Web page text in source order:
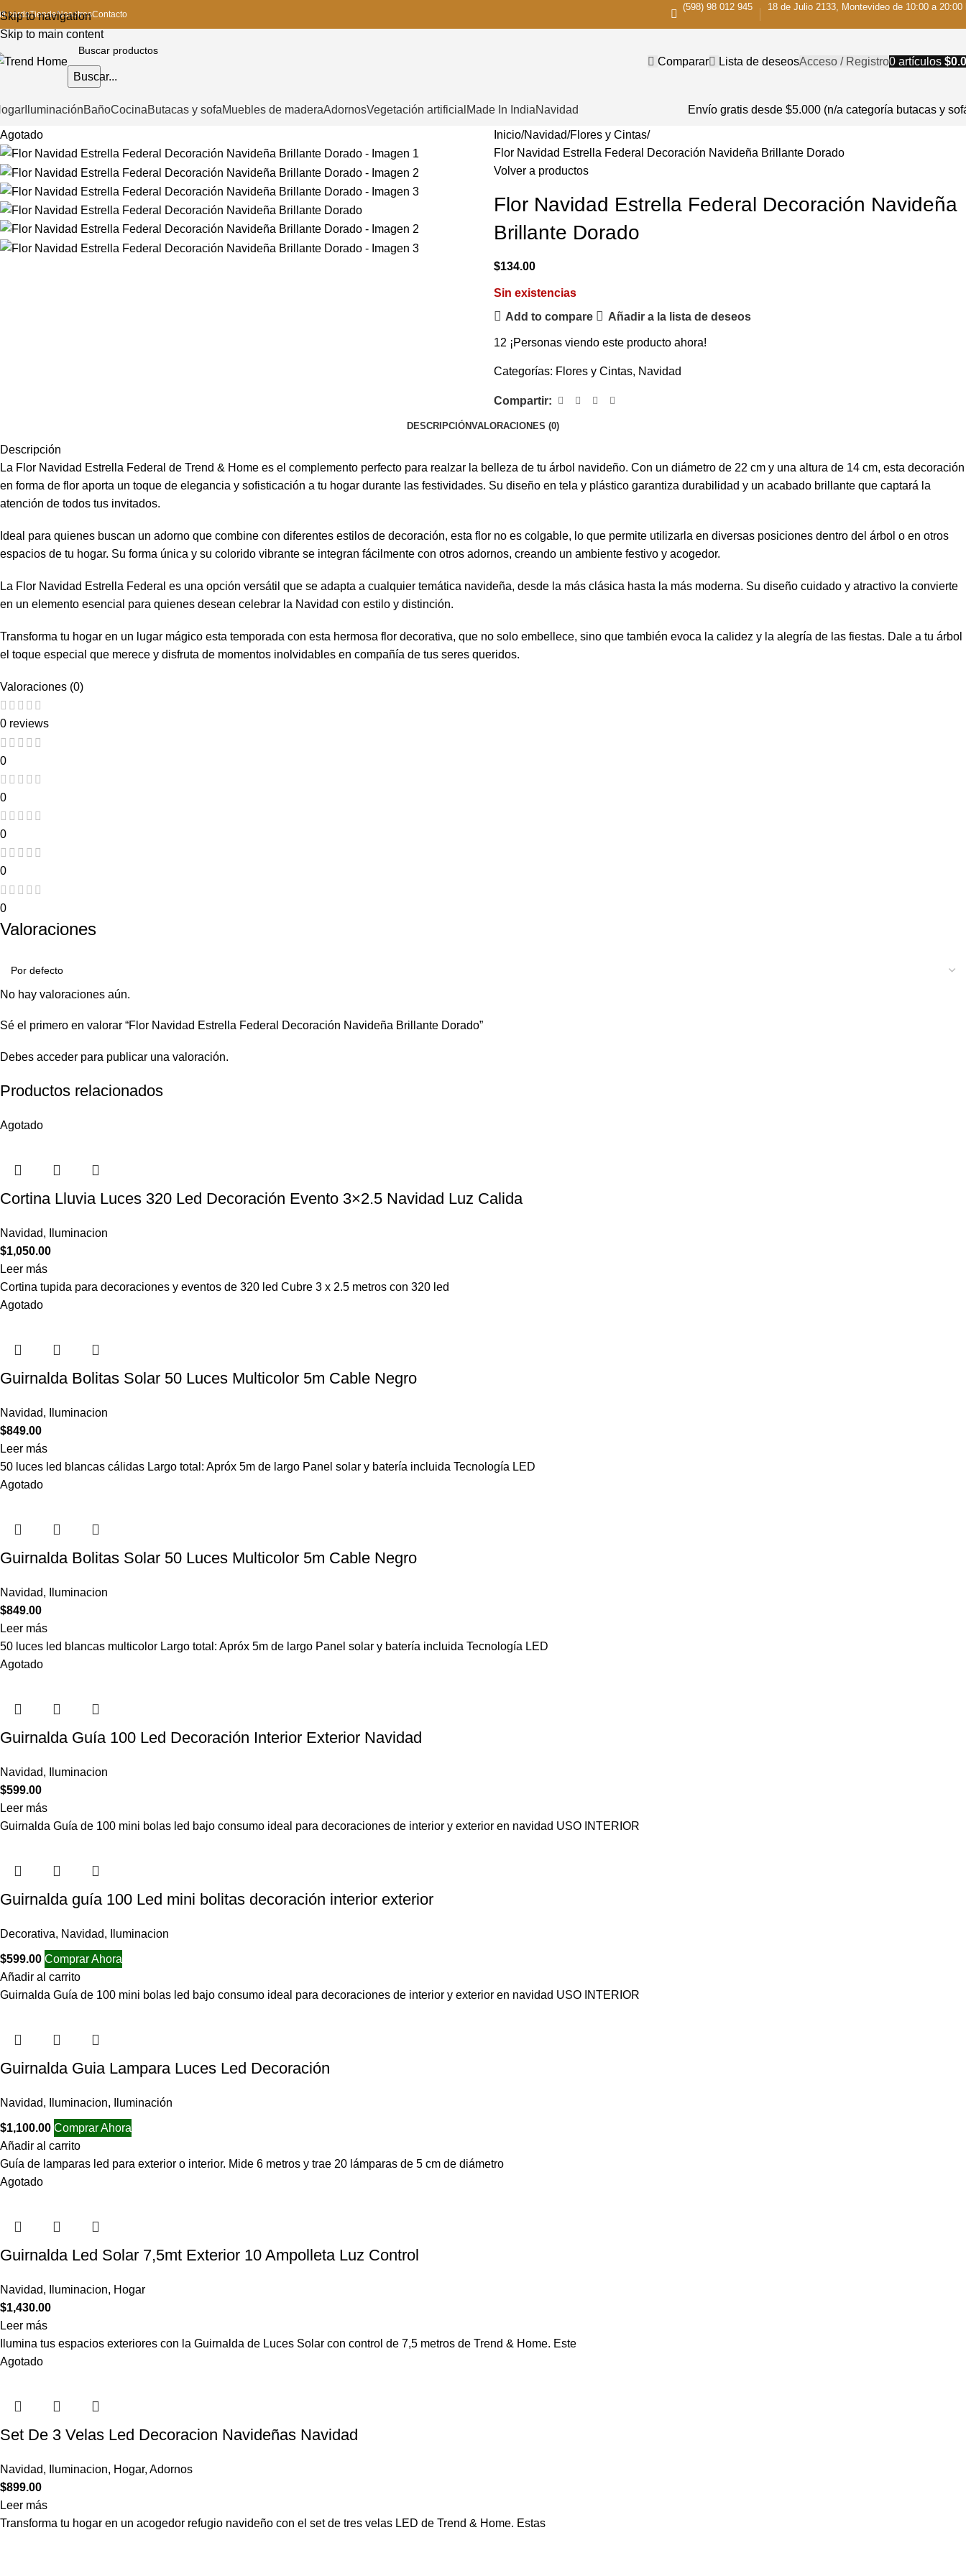
Skip to navigation
Skip to main content
cardsTiendaNosotrosContacto
(598) 98 012 945 18 de Julio 2133, Montevideo de 10:00 a 20:00
Buscar...
Comparar Lista de deseosAcceso / Registro0 artículos $
IluminaciónBañoCocinaButacas y sofaMuebles de maderaAdornosVegetación artificial Made In IndiaNavidad Envío gratis desde $5.000 (n/a categoría butacas y
Agotado Inicio Navidad Flores y Cintas
Flor Navidad Estrella Federal Decoración Navideña Brillante Dorado
Volver a productos
Flor Navidad Estrella Federal Decoración Navideña
Brillante Dorado
$134.00
Sin existencias
Add to compare
Añadir a la lista de deseos
12 ¡Personas viendo este producto ahora!
Categorías: Flores y Cintas, Navidad
Compartir:
DESCRIPCIÓNVALORACIONES (0)
Descripción
La Flor Navidad Estrella Federal de Trend & Home es el complemento perfecto para realzar la belleza de tu árbol navideño. Con un diámetro de 22 cm y una altura de 14 cm, esta decoración
en forma de flor aporta un toque de elegancia y sofisticación a tu hogar durante las festividades. Su diseño en tela y plástico garantiza durabilidad y un acabado brillante que captará la
atención de todos tus invitados.
Ideal para quienes buscan un adorno que combine con diferentes estilos de decoración, esta flor no es colgable, lo que permite utilizarla en diversas posiciones dentro del árbol o en otros
espacios de tu hogar. Su forma única y su colorido vibrante se integran fácilmente con otros adornos, creando un ambiente festivo y acogedor.
La Flor Navidad Estrella Federal es una opción versátil que se adapta a cualquier temática navideña, desde la más clásica hasta la más moderna. Su diseño cuidado y atractivo la convierte
en un elemento esencial para quienes desean celebrar la Navidad con estilo y distinción.
Transforma tu hogar en un lugar mágico esta temporada con esta hermosa flor decorativa, que no solo embellece, sino que también evoca la calidez y la alegría de las fiestas. Dale a tu árbol
el toque especial que merece y disfruta de momentos inolvidables en compañía de tus seres queridos.
Valoraciones (0)
0 reviews
0
0
0
0
0
Valoraciones
No hay valoraciones aún.
Sé el primero en valorar “Flor Navidad Estrella Federal Decoración Navideña Brillante Dorado”
Debes acceder para publicar una valoración.
Productos relacionados
Agotado
Cortina Lluvia Luces 320 Led Decoración Evento 3×2.5 Navidad Luz Calida
Navidad,
Iluminacion
$1,050.00
Leer más
Cortina tupida para decoraciones y eventos de 320 led Cubre 3 x 2.5 metros con 320 led
Agotado
Guirnalda Bolitas Solar 50 Luces Multicolor 5m Cable Negro
Navidad,
Iluminacion
$849.00
Leer más
50 luces led blancas cálidas Largo total: Apróx 5m de largo Panel solar y batería incluida Tecnología LED
Agotado
Guirnalda Bolitas Solar 50 Luces Multicolor 5m Cable Negro
Navidad,
Iluminacion
$849.00
Leer más
50 luces led blancas multicolor Largo total: Apróx 5m de largo Panel solar y batería incluida Tecnología LED
Agotado
Guirnalda Guía 100 Led Decoración Interior Exterior Navidad
Navidad,
Iluminacion
$599.00
Leer más
Guirnalda Guía de 100 mini bolas led bajo consumo ideal para decoraciones de interior y exterior en navidad USO INTERIOR
Guirnalda guía 100 Led mini bolitas decoración interior exterior
Decorativa, Navidad, Iluminacion
$599.00 Comprar Ahora
Añadir al carrito
Guirnalda Guía de 100 mini bolas led bajo consumo ideal para decoraciones de interior y exterior en navidad USO INTERIOR
Guirnalda Guia Lampara Luces Led Decoración
Navidad, Iluminacion, Iluminación
$1,100.00 Comprar Ahora
Añadir al carrito
Guía de lamparas led para exterior o interior. Mide 6 metros y trae 20 lámparas de 5 cm de diámetro
Agotado
Guirnalda Led Solar 7,5mt Exterior 10 Ampolleta Luz Control
Navidad, Iluminacion, Hogar
$1,430.00
Leer más
Ilumina tus espacios exteriores con la Guirnalda de Luces Solar con control de 7,5 metros de Trend & Home. Este
Agotado
Set De 3 Velas Led Decoracion Navideñas Navidad
Navidad, Iluminacion, Hogar, Adornos
$899.00
Leer más
Transforma tu hogar en un acogedor refugio navideño con el set de tres velas LED de Trend & Home. Estas